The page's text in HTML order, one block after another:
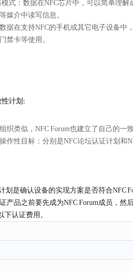
模式： 数据在NFC芯片中，可以简单理解
媒介中读写信息。
数据在支持NFC的手机或其它电子设备中
禁卡等使用。
计划:
织类似，NFC Forum也建立了自己的一
作性目标：分别是NFC论坛认证计划 和
划是确认设备的实现方案是否符合NFC
产品之前要先成为NFC Forum成员，
下认证费用。